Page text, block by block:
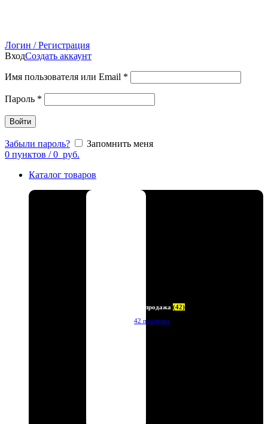
Логин / Регистрация
ВходСоздать аккаунт
Имя пользователя или Email *
Пароль *
Войти
Забыли пароль?
Запомнить меня
0 пунктов / 0 руб.
Каталог товаров
Распродажа (42)
42 продукта